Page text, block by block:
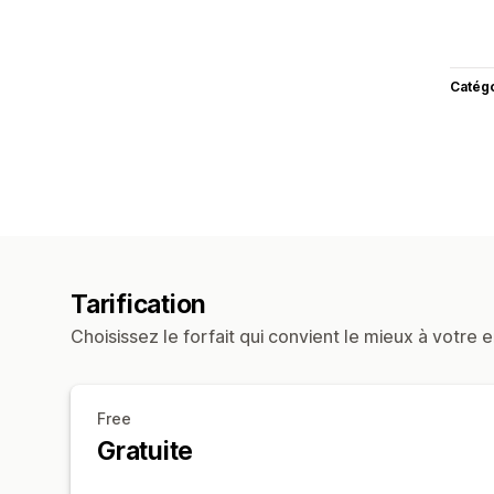
Tarification
Choisissez le forfait qui convient le mieux à votre
Free
Gratuite